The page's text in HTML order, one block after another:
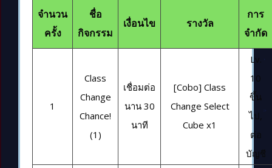
จำนวน
ครั้ง
ชื่อ
กิจกรรม
เงื่อนไข รางวัล
การ
จำกัด
1
Class
Change
Chance!
(1)
เชื่อมต่อ
นาน 30
นาที
[Cobo] Class
Change Select
Cube x1
Lv.
10
ขึ้น
ไป,
ต่อ
บัญชี